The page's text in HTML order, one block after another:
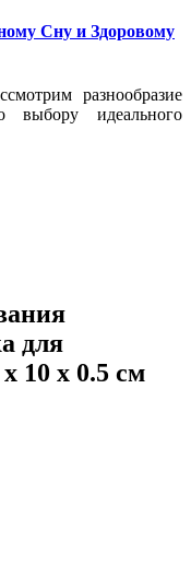
Сну и Здоровому
разнообразие
выбору идеального
для
10 х 0.5 см